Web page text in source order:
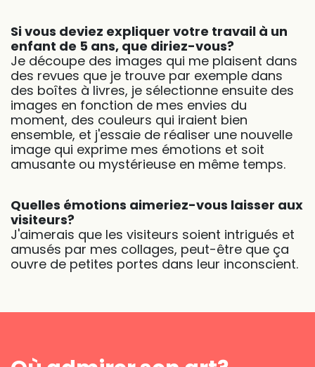
Si vous deviez expliquer votre travail à un
enfant de 5 ans, que diriez-vous?
Je découpe des images qui me plaisent dans
des revues que je trouve par exemple dans
des boîtes à livres, je sélectionne ensuite des
images en fonction de mes envies du
moment, des couleurs qui iraient bien
ensemble, et j'essaie de réaliser une nouvelle
image qui exprime mes émotions et soit
amusante ou mystérieuse en même temps.
Quelles émotions aimeriez-vous laisser aux
visiteurs?
J'aimerais que les visiteurs soient intrigués et
amusés par mes collages, peut-être que ça
ouvre de petites portes dans leur inconscient.